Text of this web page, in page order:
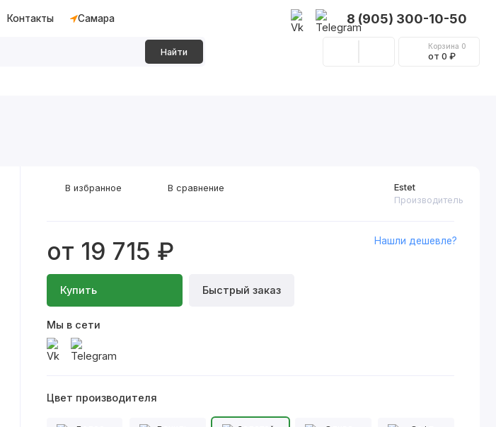
Контакты Самара 8 (905) 300-10-50
Найти
Корзина 0
от 0 ₽
Estet
Производитель
от 19 715 ₽
Купить Быстрый заказ
Нашли дешевле?
Мы в сети
В избранное В сравнение
Цвет производителя